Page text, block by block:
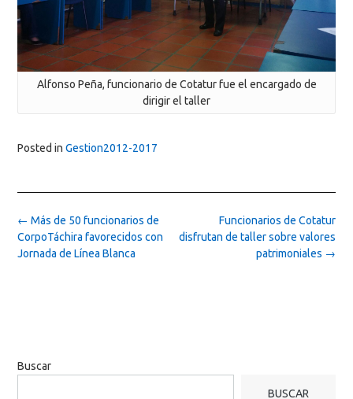
Alfonso Peña, funcionario de Cotatur fue el encargado de
dirigir el taller
Posted in Gestion2012-2017
Post
navigation
Funcionarios de Cotatur
disfrutan de taller sobre valores
patrimoniales →
← Más de 50 funcionarios de
CorpoTáchira favorecidos con
Jornada de Línea Blanca
Buscar
BUSCAR